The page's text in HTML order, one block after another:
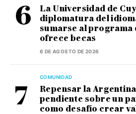
La Universidad de
diplomatura del
sumarse al programa
ofrece becas
6 DE AGOSTO DE 2026
COMUNIDAD
Repensar la
pendiente sobre un
como desafío crear